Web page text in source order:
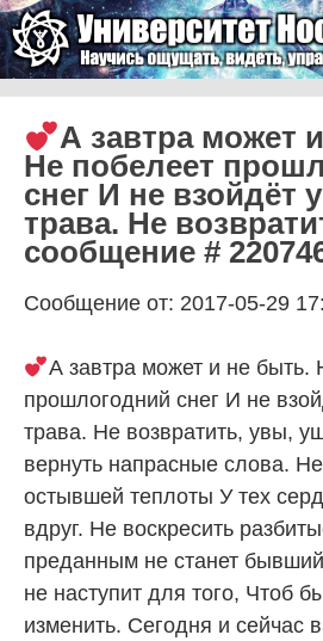
Университет
А завтра может
Не побелеет
снег И не взойдёт
трава. Не
сообщение #
Сообщение от: 2017-05-29
А завтра может и не быть.
прошлогодний снег И не
трава. Не возвратить, увы,
вернуть напрасные слова.
остывшей теплоты У тех
вдруг. Не воскресить
преданным не станет
не наступит для того, Чтоб
изменить. Сегодня и сейчас